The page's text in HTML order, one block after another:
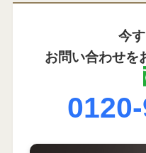
今
お問い合わせを